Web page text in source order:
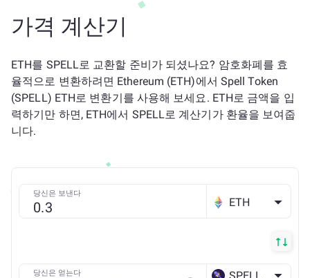
가격 계산기
ETH를 SPELL로 교환할 준비가 되셨나요? 암호화폐를 효
율적으로 변환하려면 Ethereum (ETH)에서 Spell Token
(SPELL) ETH로 변환기를 사용해 보세요. ETH로 금액을 입
력하기만 하면, ETH에서 SPELL로 계산기가 환율을 보여줍
니다.
당신은 보낸다
ETH
당신은 얻는다